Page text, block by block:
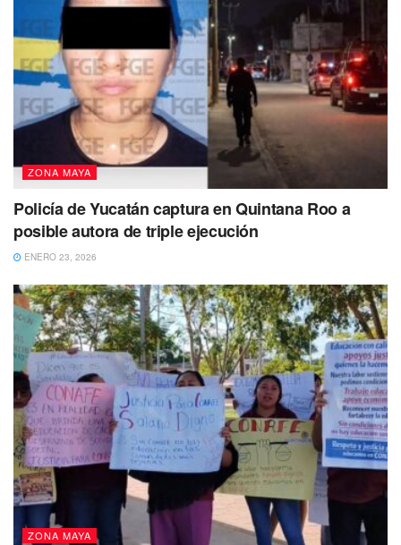
ZONA MAYA
Policía de Yucatán captura en Quintana Roo a
posible autora de triple ejecución
ENERO 23, 2026
ZONA MAYA